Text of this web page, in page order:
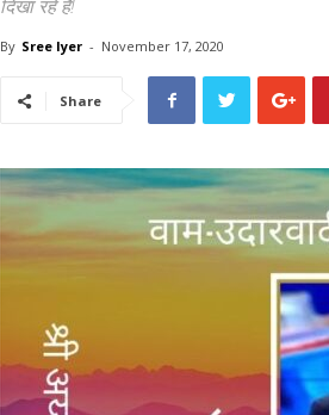
दिखा रहे हैं!
By Sree Iyer - November 17, 2020
Share